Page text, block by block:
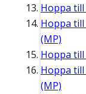
Hoppa till
Hoppa till
(MP)
Hoppa till
Hoppa till
(MP)